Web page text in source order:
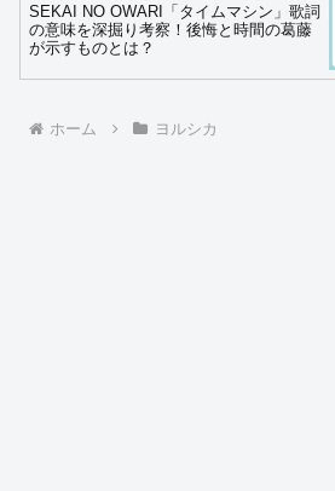
SEKAI NO OWARI「タイムマシン」歌詞
の意味を深掘り考察！後悔と時間の葛藤
が示すものとは？
ホーム ヨルシカ